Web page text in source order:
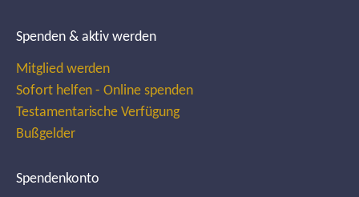
Spenden & aktiv werden
Mitglied werden
Sofort helfen - Online spenden
Testamentarische Verfügung
Bußgelder
Spendenkonto